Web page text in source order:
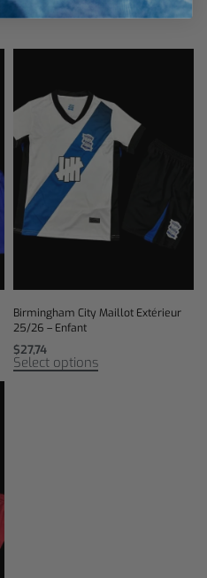
Birmingham City Maillot Extérieur
25/26 – Enfant
$27,74
Select options